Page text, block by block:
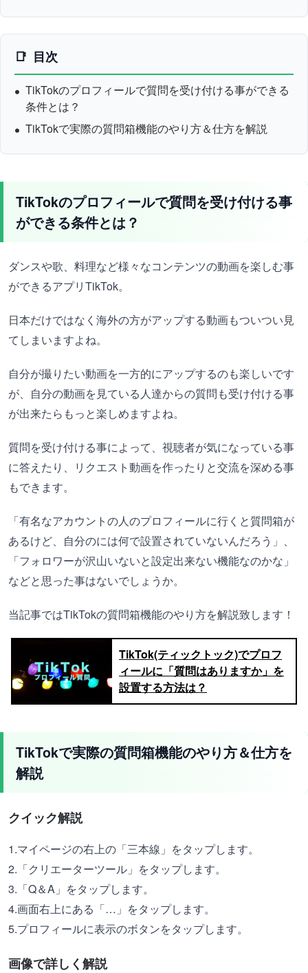
目次
TikTokのプロフィールで質問を受け付ける事ができる
条件とは？
TikTokで実際の質問箱機能のやり方＆仕方を解説
TikTokのプロフィールで質問を受け付ける事
ができる条件とは？
ダンスや歌、料理など様々なコンテンツの動画を楽しむ事
ができるアプリTikTok。
日本だけではなく海外の方がアップする動画もついつい見
てしまいますよね。
自分が撮りたい動画を一方的にアップするのも楽しいです
が、自分の動画を見ている人達からの質問も受け付ける事
が出来たらもっと楽しめますよね。
質問を受け付ける事によって、視聴者が気になっている事
に答えたり、リクエスト動画を作ったりと交流を深める事
もできます。
「有名なアカウントの人のプロフィールに行くと質問箱が
あるけど、自分のには何で設置されていないんだろう」、
「フォロワーが沢山いないと設定出来ない機能なのかな」
などと思った事はないでしょうか。
当記事ではTikTokの質問箱機能のやり方を解説致します！
TikTok(ティックトック)でプロフ
ィールに「質問はありますか」を
設置する方法は？
TikTokで実際の質問箱機能のやり方＆仕方を
解説
クイック解説
1.マイページの右上の「三本線」をタップします。
2.「クリエーターツール」をタップします。
3.「Q＆A」をタップします。
4.画面右上にある「…」をタップします。
5.プロフィールに表示のボタンをタップします。
画像で詳しく解説